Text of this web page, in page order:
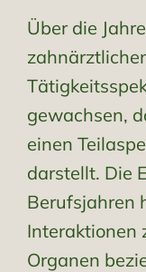
Über die
gewachsen,
einen
darstellt. Die
Berufsjahren
Interaktionen
Organen